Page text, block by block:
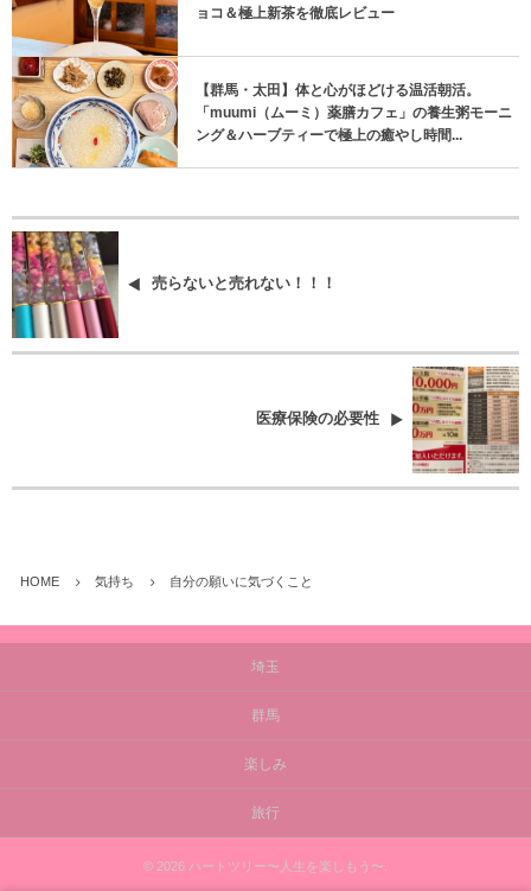
ョコ＆極上新茶を徹底レビュー
【群馬・太田】体と心がほどける温活朝活。
「muumi（ムーミ）薬膳カフェ」の養生粥モーニ
ング＆ハーブティーで極上の癒やし時間...
売らないと売れない！！！
医療保険の必要性
HOME 気持ち 自分の願いに気づくこと
埼玉
群馬
楽しみ
旅行
© 2026 ハートツリー〜人生を楽しもう〜